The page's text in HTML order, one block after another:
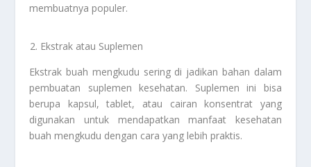
membuatnya populer.
Ekstrak atau Suplemen
Ekstrak buah mengkudu sering di jadikan bahan dalam
pembuatan suplemen kesehatan. Suplemen ini bisa
berupa kapsul, tablet, atau cairan konsentrat yang
digunakan untuk mendapatkan manfaat kesehatan
buah mengkudu dengan cara yang lebih praktis.